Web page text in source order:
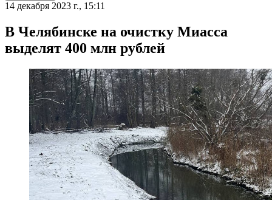
14 декабря 2023 г., 15:11
В Челябинске на очистку Миасса
выделят 400 млн рублей